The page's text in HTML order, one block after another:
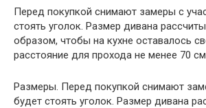
Перед покупкой снимают замеры с
стоять уголок. Размер дивана
образом, чтобы на кухне оставалось
расстояние для прохода не менее 70 см
Размеры. Перед покупкой снимают
будет стоять уголок. Размер дивана